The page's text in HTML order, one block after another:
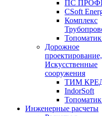
ПС
CSoft
Комплекс
Дорожное
проектирование,
Искусственные
сооружения
ТИМ
IndorSoft
Инженерные расчеты